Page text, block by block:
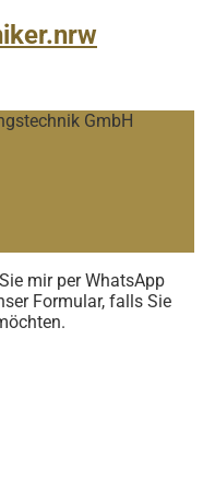
GmbH
mir per WhatsApp
Formular, falls Sie